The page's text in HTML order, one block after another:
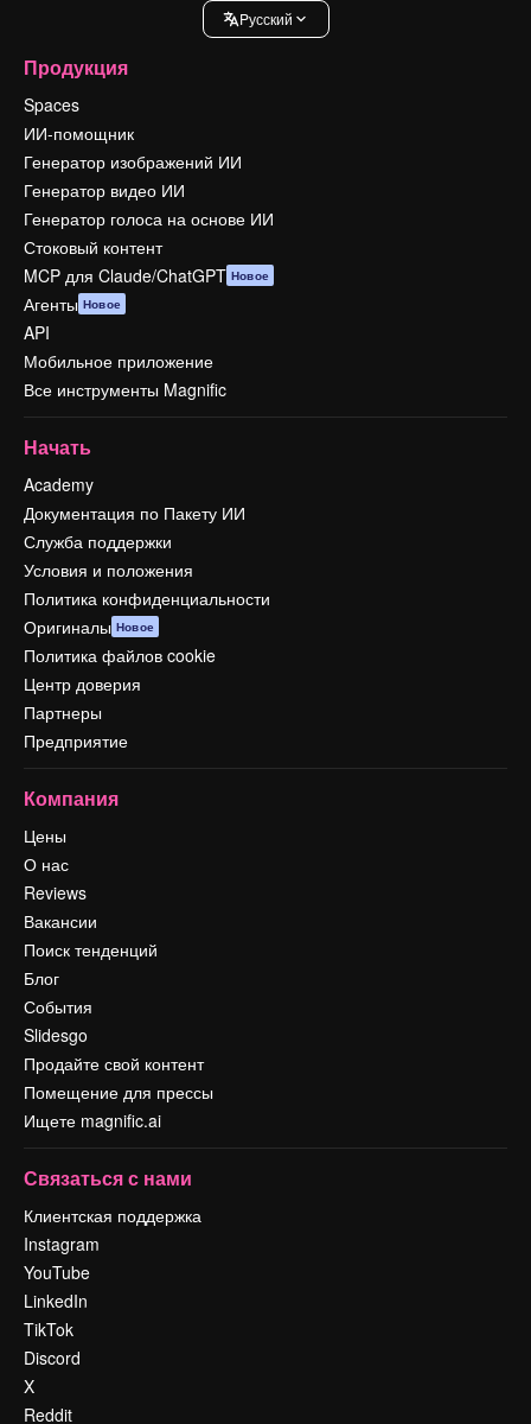
Pусский
Продукция
Spaces
ИИ-помощник
Генератор изображений ИИ
Генератор видео ИИ
Генератор голоса на основе ИИ
Стоковый контент
MCP для Claude/ChatGPT Новое
Агенты Новое
API
Мобильное приложение
Все инструменты Magnific
Начать
Academy
Документация по Пакету ИИ
Служба поддержки
Условия и положения
Политика конфиденциальности
Оригиналы Новое
Политика файлов cookie
Центр доверия
Партнеры
Предприятие
Компания
Цены
О нас
Reviews
Вакансии
Поиск тенденций
Блог
События
Slidesgo
Продайте свой контент
Помещение для прессы
Ищете magnific.ai
Связаться с нами
Клиентская поддержка
Instagram
YouTube
LinkedIn
TikTok
Discord
X
Reddit